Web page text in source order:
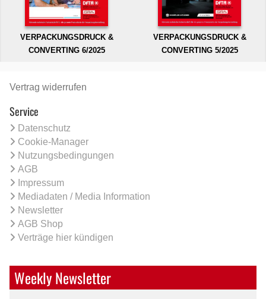
VERPACKUNGSDRUCK &
CONVERTING 6/2025
VERPACKUNGSDRUCK &
CONVERTING 5/2025
Vertrag widerrufen
Service
Datenschutz
Cookie-Manager
Nutzungsbedingungen
AGB
Impressum
Mediadaten / Media Information
Newsletter
AGB Shop
Verträge hier kündigen
Weekly Newsletter